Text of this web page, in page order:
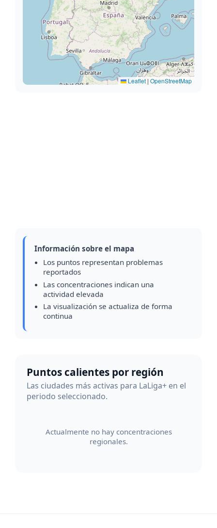
Leaflet | OpenStreetMap
Información sobre el mapa
Los puntos representan problemas
reportados
Las concentraciones indican una
actividad elevada
La visualización se actualiza de forma
continua
Puntos calientes por región
Las ciudades más activas para LaLiga+ en el
periodo seleccionado.
Actualmente no hay concentraciones
regionales.